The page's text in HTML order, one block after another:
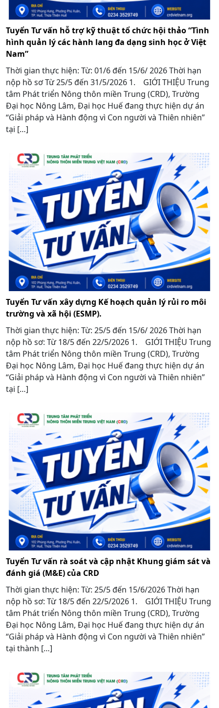
Tuyển Tư vấn hỗ trợ kỹ thuật tổ chức hội thảo “Tình
hình quản lý các hành lang đa dạng sinh học ở Việt
Nam”
Thời gian thực hiện: Từ: 01/6 đến 15/6/ 2026 Thời hạn
nộp hồ sơ Từ 25/5 đến 31/5/2026 1. GIỚI THIỆU Trung
tâm Phát triển Nông thôn miền Trung (CRD), Trường
Đại học Nông Lâm, Đại học Huế đang thực hiện dự án
“Giải pháp và Hành động vì Con người và Thiên nhiên”
tại […]
Tuyển Tư vấn xây dựng Kế hoạch quản lý rủi ro môi
trường và xã hội (ESMP).
Thời gian thực hiện: Từ: 25/5 đến 15/6/ 2026 Thời hạn
nộp hồ sơ: Từ 18/5 đến 22/5/2026 1. GIỚI THIỆU Trung
tâm Phát triển Nông thôn miền Trung (CRD), Trường
Đại học Nông Lâm, Đại học Huế đang thực hiện dự án
“Giải pháp và Hành động vì Con người và Thiên nhiên”
tại […]
Tuyển Tư vấn rà soát và cập nhật Khung giám sát và
đánh giá (M&E) của CRD
Thời gian thực hiện: Từ: 25/5 đến 15/6/2026 Thời hạn
nộp hồ sơ: Từ 18/5 đến 22/5/2026 1. GIỚI THIỆU Trung
tâm Phát triển Nông thôn miền Trung (CRD), Trường
Đại học Nông Lâm, Đại học Huế đang thực hiện dự án
“Giải pháp và Hành động vì Con người và Thiên nhiên”
tại thành […]